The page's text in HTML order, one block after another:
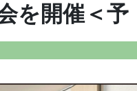
を開催＜予